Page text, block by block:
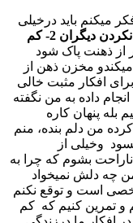
میکنم باید درخیلی
1- قضاوت نکردن دیگران 2- کم
چیز اگر از ذهنت پاک شود
میکندو مخزن ذهن از
افکار مثبت خالی
داده به من نگفته
بله پنهان کاره
من دلم بنده، منم
وخیلی از
بشوم که چرا به
چه دلش نمیخواد
است و توقع نکنم
و تمرین کنیم که کم